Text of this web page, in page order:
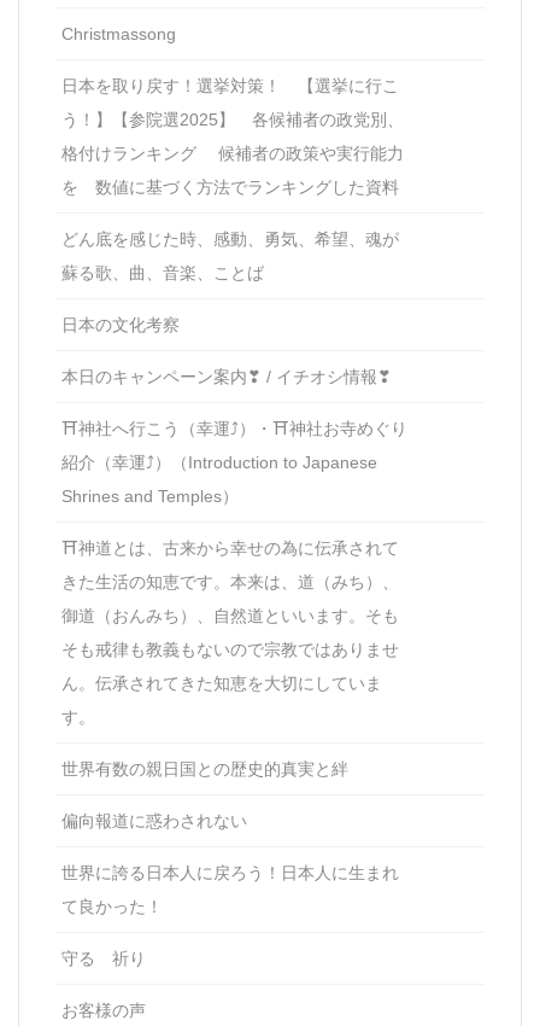
Christmassong
日本を取り戻す！選挙対策！ 【選挙に行こ
う！】【参院選2025】 各候補者の政党別、
格付けランキング 候補者の政策や実行能力
を 数値に基づく方法でランキングした資料
どん底を感じた時、感動、勇気、希望、魂が
蘇る歌、曲、音楽、ことば
日本の文化考察
本日のキャンペーン案内❣ / イチオシ情報❣
⛩神社へ行こう（幸運⤴）・⛩神社お寺めぐり
紹介（幸運⤴）（Introduction to Japanese
Shrines and Temples）
⛩神道とは、古来から幸せの為に伝承されて
きた生活の知恵です。本来は、道（みち）、
御道（おんみち）、自然道といいます。そも
そも戒律も教義もないので宗教ではありませ
ん。伝承されてきた知恵を大切にしていま
す。
世界有数の親日国との歴史的真実と絆
偏向報道に惑わされない
世界に誇る日本人に戻ろう！日本人に生まれ
て良かった！
守る 祈り
お客様の声